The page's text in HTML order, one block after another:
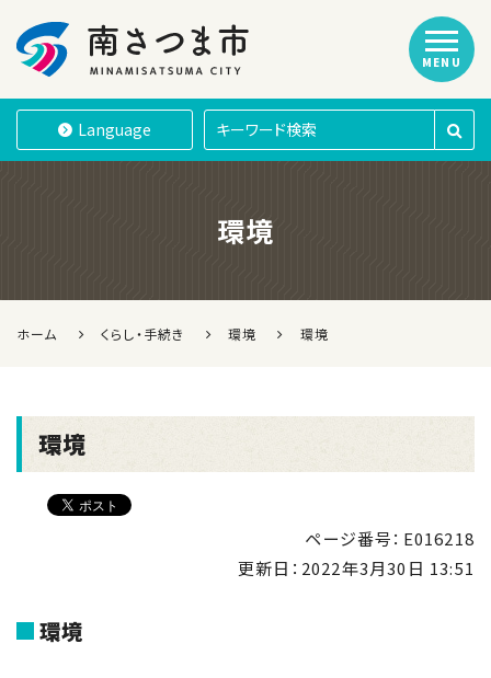
南さつま市
Language
MENU
環境
ホーム くらし・手続き 環境 環境
環境
ページ番号：E016218
更新日： 2022年3月30日 13:51
環境